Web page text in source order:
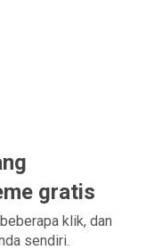
gratis
klik, dan
sendiri.